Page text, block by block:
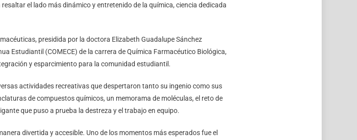
el lado más dinámico y entretenido de la química, ciencia dedicada
presidida por la doctora Elizabeth Guadalupe Sánchez
Estudiantil (COMECE) de la carrera de Química Farmacéutico Biológica,
y esparcimiento para la comunidad estudiantil.
actividades recreativas que despertaron tanto su ingenio como sus
de compuestos químicos, un memorama de moléculas, el reto de
que puso a prueba la destreza y el trabajo en equipo.
divertida y accesible. Uno de los momentos más esperados fue el